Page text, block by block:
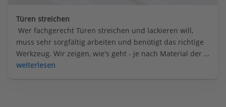
Türen streichen
Wer fachgerecht Türen streichen und lackieren will,
muss sehr sorgfältig arbeiten und benötigt das richtige
Werkzeug. Wir zeigen, wie's geht - je nach Material der
Tür.
weiterlesen